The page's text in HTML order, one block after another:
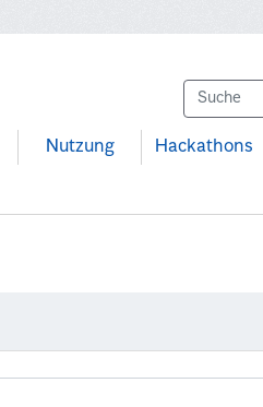
Nutzung Hackathons